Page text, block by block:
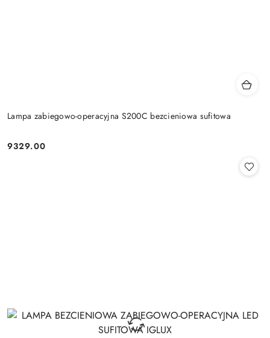
Lampa zabiegowo-operacyjna S200C bezcieniowa sufitowa
Cena:
9329.00